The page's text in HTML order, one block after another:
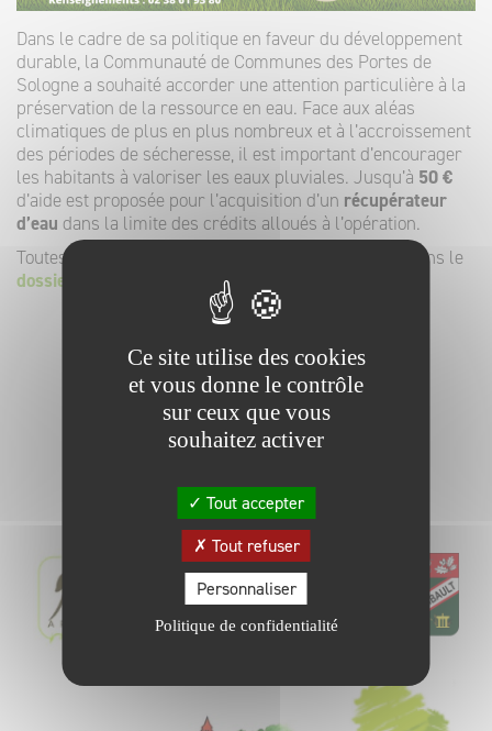
Dans le cadre de sa politique en faveur du développement
durable, la Communauté de Communes des Portes de
Sologne a souhaité accorder une attention particulière à la
préservation de la ressource en eau. Face aux aléas
climatiques de plus en plus nombreux et à l’accroissement
des périodes de sécheresse, il est important d’encourager
les habitants à valoriser les eaux pluviales. Jusqu’à 50 €
d’aide est proposée pour l’acquisition d’un récupérateur
d’eau dans la limite des crédits alloués à l’opération.
Toutes les informations pratiques sont à retrouver dans le
dossier de demande d’aide .
RETOUR
Ce site utilise des cookies
et vous donne le contrôle
sur ceux que vous
souhaitez activer
Tout accepter
Tout refuser
Personnaliser
Politique de confidentialité